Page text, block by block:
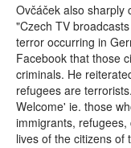
Ovčáček also sharply
"Czech TV
terror occurring in
Facebook that those
criminals. He
refugees are
Welcome' ie. those
immigrants,
lives of the citizens of